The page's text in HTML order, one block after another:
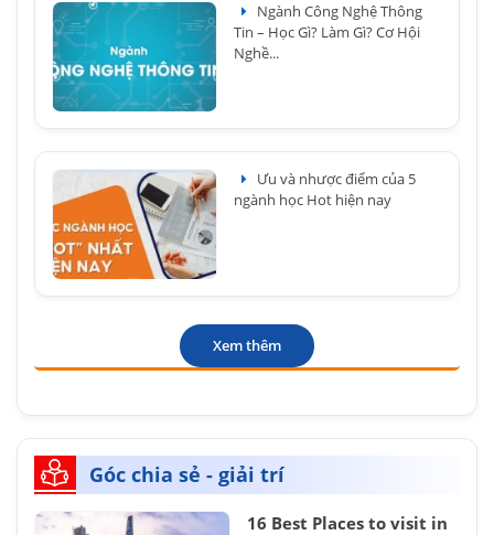
Ngành Công Nghệ Thông
Tin – Học Gì? Làm Gì? Cơ Hội
Nghề...
Ưu và nhược điểm của 5
ngành học Hot hiện nay
Xem thêm
Góc chia sẻ - giải trí
16 Best Places to visit in